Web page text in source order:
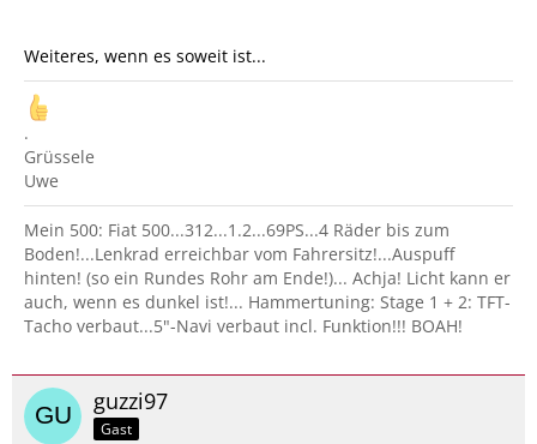
Weiteres, wenn es soweit ist...
.
Grüssele
Uwe
Mein 500: Fiat 500...312...1.2...69PS...4 Räder bis zum
Boden!...Lenkrad erreichbar vom Fahrersitz!...Auspuff
hinten! (so ein Rundes Rohr am Ende!)... Achja! Licht kann er
auch, wenn es dunkel ist!... Hammertuning: Stage 1 + 2: TFT-
Tacho verbaut...5"-Navi verbaut incl. Funktion!!! BOAH!
guzzi97
Gast